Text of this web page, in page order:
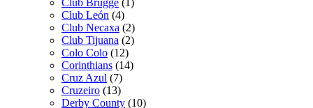
Club León (4)
Club Necaxa (2)
Club Tijuana (2)
Colo Colo (12)
Corinthians (14)
Cruz Azul (7)
Cruzeiro (13)
Derby County (10)